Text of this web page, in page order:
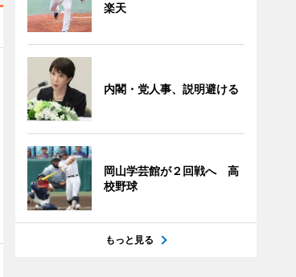
楽天
内閣・党人事、説明避ける
岡山学芸館が２回戦へ 高
校野球
もっと見る